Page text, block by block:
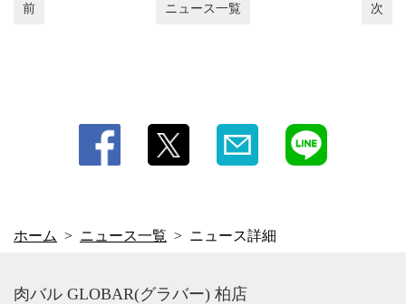
前 ニュース一覧 次
ホーム ニュース一覧 ニュース詳細
肉バル GLOBAR(グラバー) 柏店